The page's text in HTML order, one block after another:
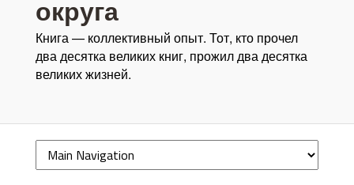
округа
Книга — коллективный опыт. Тот, кто прочел
два десятка великих книг, прожил два десятка
великих жизней.